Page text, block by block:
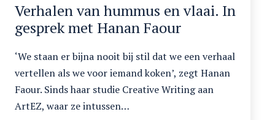
Verhalen van hummus en vlaai. In
gesprek met Hanan Faour
‘We staan er bijna nooit bij stil dat we een verhaal
vertellen als we voor iemand koken’, zegt Hanan
Faour. Sinds haar studie Creative Writing aan
ArtEZ, waar ze intussen…